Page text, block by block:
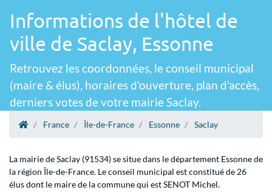
Informations de l'hôtel de
ville de Saclay, Essonne
Retrouvez les coordonnées, le conseil municipal
(maire & élus), horaires d'ouverture, plan d'accès,
derniers votes de votre mairie Saclay.
France Île-de-France Essonne Saclay
La mairie de Saclay (91534) se situe dans le département Essonne de
la région Île-de-France. Le conseil municipal est constitué de 26
élus dont le maire de la commune qui est SENOT Michel.